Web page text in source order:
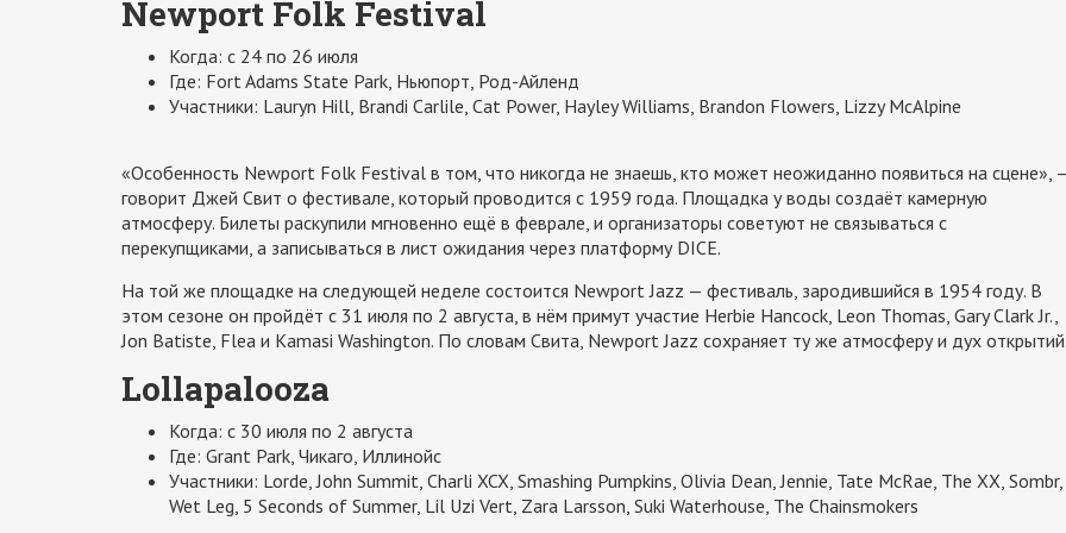
Newport Folk Festival
Когда: с 24 по 26 июля
Где: Fort Adams State Park, Ньюпорт, Род-Айленд
Участники: Lauryn Hill, Brandi Carlile, Cat Power, Hayley Williams, Brandon Flowers, Lizzy McAlpine
«Особенность Newport Folk Festival в том, что никогда не знаешь, кто может неожиданно появиться на сцене»,
говорит Джей Свит о фестивале, который проводится с 1959 года. Площадка у воды создаёт камерную
атмосферу. Билеты раскупили мгновенно ещё в феврале, и организаторы советуют не связываться с
перекупщиками, а записываться в лист ожидания через платформу DICE.
На той же площадке на следующей неделе состоится Newport Jazz — фестиваль, зародившийся в 1954 году. В
этом сезоне он пройдёт с 31 июля по 2 августа, в нём примут участие Herbie Hancock, Leon Thomas, Gary Clark Jr.,
Jon Batiste, Flea и Kamasi Washington. По словам Свита, Newport Jazz сохраняет ту же атмосферу и дух
Lollapalooza
Когда: с 30 июля по 2 августа
Где: Grant Park, Чикаго, Иллинойс
Участники: Lorde, John Summit, Charli XCX, Smashing Pumpkins, Olivia Dean, Jennie, Tate McRae, The XX, Sombr,
Wet Leg, 5 Seconds of Summer, Lil Uzi Vert, Zara Larsson, Suki Waterhouse, The Chainsmokers